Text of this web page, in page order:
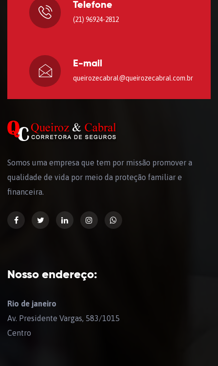
Telefone
(21) 96924-2812
E-mail
queirozecabral@queirozecabral.com.br
Somos uma empresa que tem por missão promover a
qualidade de vida por meio da proteção familiar e
financeira.
Nosso endereço:
Rio de janeiro
Av. Presidente Vargas, 583/1015
Centro